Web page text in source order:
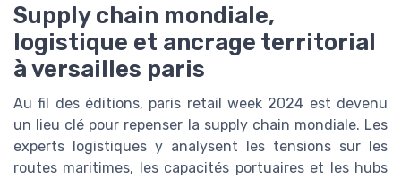
Supply chain mondiale,
logistique et ancrage territorial
à versailles paris
Au fil des éditions, paris retail week 2024 est devenu
un lieu clé pour repenser la supply chain mondiale. Les
experts logistiques y analysent les tensions sur les
routes maritimes, les capacités portuaires et les hubs